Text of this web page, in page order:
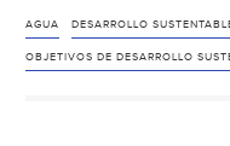
de
AGUA DESARROLLO
OBJETIVOS DE DESARROLLO